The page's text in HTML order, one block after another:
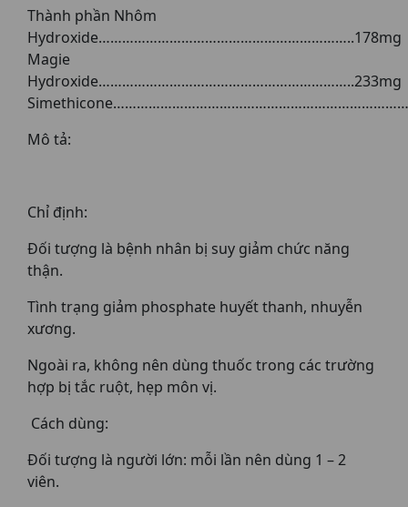
Thành phần Nhôm
Hydroxide………………………………………………………..178mg
Magie
Hydroxide………………………………………………………..233mg
Mô tả:
Chỉ định:
Đối tượng là bệnh nhân bị suy giảm chức năng
thận.
Tình trạng giảm phosphate huyết thanh, nhuyễn
xương.
Ngoài ra, không nên dùng thuốc trong các trường
hợp bị tắc ruột, hẹp môn vị.
Cách dùng:
Đối tượng là người lớn: mỗi lần nên dùng 1 – 2
viên.